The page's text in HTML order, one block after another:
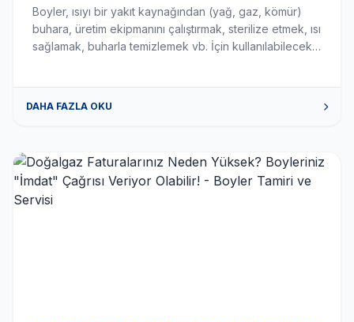
Boyler, ısıyı bir yakıt kaynağından (yağ, gaz, kömür)
buhara, üretim ekipmanını çalıştırmak, sterilize etmek, ısı
sağlamak, buharla temizlemek vb. İçin kullanılabilecek
DAHA FAZLA OKU